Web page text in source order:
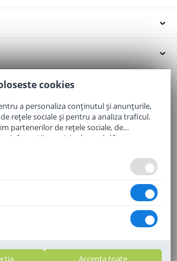
20, Oradea, Jud. Bihor
cookies
a personaliza conținutul și anunțurile,
rețele sociale și pentru a analiza traficul.
partenerilor de rețele sociale, de
informații cu privire la modul în care
le pot combina cu alte informații
Accepta toate